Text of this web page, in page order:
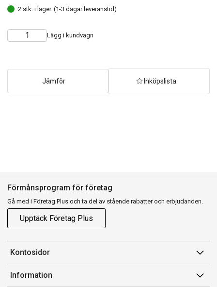
2 stk. i lager. (1-3 dagar leveranstid)
Choose
Quantity Lägg i kundvagn
Jämför Inköpslista
Förmånsprogram för företag
Gå med i Företag Plus och ta del av stående rabatter och erbjudanden.
Upptäck Företag Plus
Kontosidor
Mina sidor
Information